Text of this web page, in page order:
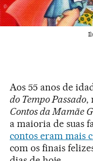
Aos 55 anos de
do Tempo Passado,
Contos da Mamãe
a maioria de suas
contos eram mais
com os finais